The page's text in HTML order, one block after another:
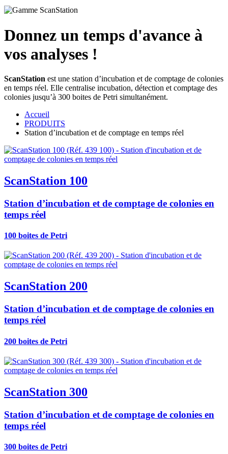
Donnez un temps d'avance à
vos analyses !
ScanStation est une station d’incubation et de comptage de colonies
en temps réel. Elle centralise incubation, détection et comptage des
colonies jusqu’à 300 boites de Petri simultanément.
Accueil
PRODUITS
Station d’incubation et de comptage en temps réel
ScanStation 100
Station d’incubation et de comptage de colonies en
temps réel
100 boites de Petri
ScanStation 200
Station d’incubation et de comptage de colonies en
temps réel
200 boites de Petri
ScanStation 300
Station d’incubation et de comptage de colonies en
temps réel
300 boites de Petri